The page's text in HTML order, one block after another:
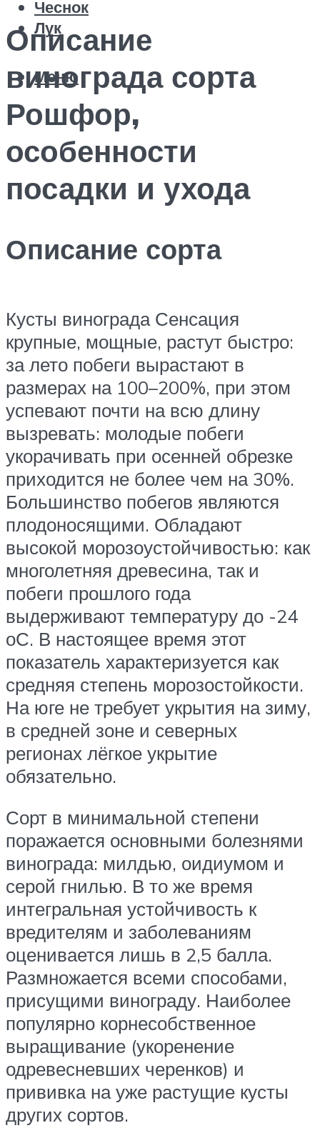
Чеснок
Лук
Меню
Описание
винограда сорта
Рошфор,
особенности
посадки и ухода
Описание сорта
Кусты винограда Сенсация
крупные, мощные, растут быстро:
за лето побеги вырастают в
размерах на 100–200%, при этом
успевают почти на всю длину
вызревать: молодые побеги
укорачивать при осенней обрезке
приходится не более чем на 30%.
Большинство побегов являются
плодоносящими. Обладают
высокой морозоустойчивостью: как
многолетняя древесина, так и
побеги прошлого года
выдерживают температуру до -24
оС. В настоящее время этот
показатель характеризуется как
средняя степень морозостойкости.
На юге не требует укрытия на зиму,
в средней зоне и северных
регионах лёгкое укрытие
обязательно.
Сорт в минимальной степени
поражается основными болезнями
винограда: милдью, оидиумом и
серой гнилью. В то же время
интегральная устойчивость к
вредителям и заболеваниям
оценивается лишь в 2,5 балла.
Размножается всеми способами,
присущими винограду. Наиболее
популярно корнесобственное
выращивание (укоренение
одревесневших черенков) и
прививка на уже растущие кусты
других сортов.